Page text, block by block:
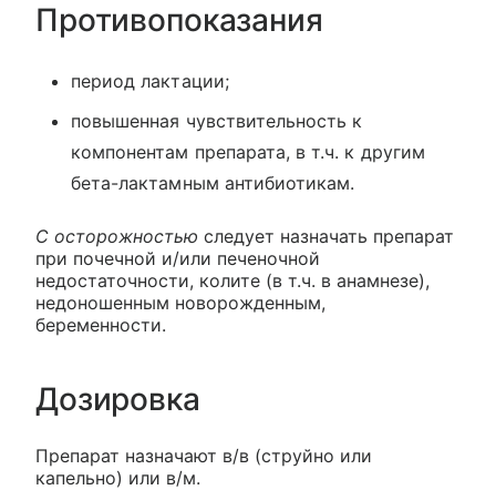
Противопоказания
период лактации;
повышенная чувствительность к
компонентам препарата, в т.ч. к другим
бета-лактамным антибиотикам.
С осторожностью следует назначать препарат
при почечной и/или печеночной
недостаточности, колите (в т.ч. в анамнезе),
недоношенным новорожденным,
беременности.
Дозировка
Препарат назначают в/в (струйно или
капельно) или в/м.